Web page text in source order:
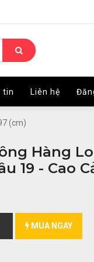
tin Liên hệ
tin Liên hệ
(cm)
Hàng
19 - Cao
MUA NGAY